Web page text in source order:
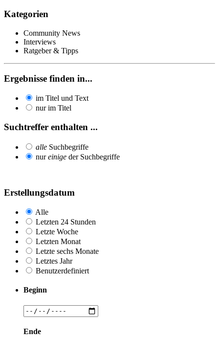
Kategorien
Community News
Interviews
Ratgeber & Tipps
Ergebnisse finden in...
im Titel und Text
nur im Titel
Suchtreffer enthalten ...
alle Suchbegriffe
nureinige der Suchbegriffe
Erstellungsdatum
Alle
Letzten 24 Stunden
Letzte Woche
Letzten Monat
Letzte sechs Monate
Letztes Jahr
Benutzerdefiniert
Beginn
Ende